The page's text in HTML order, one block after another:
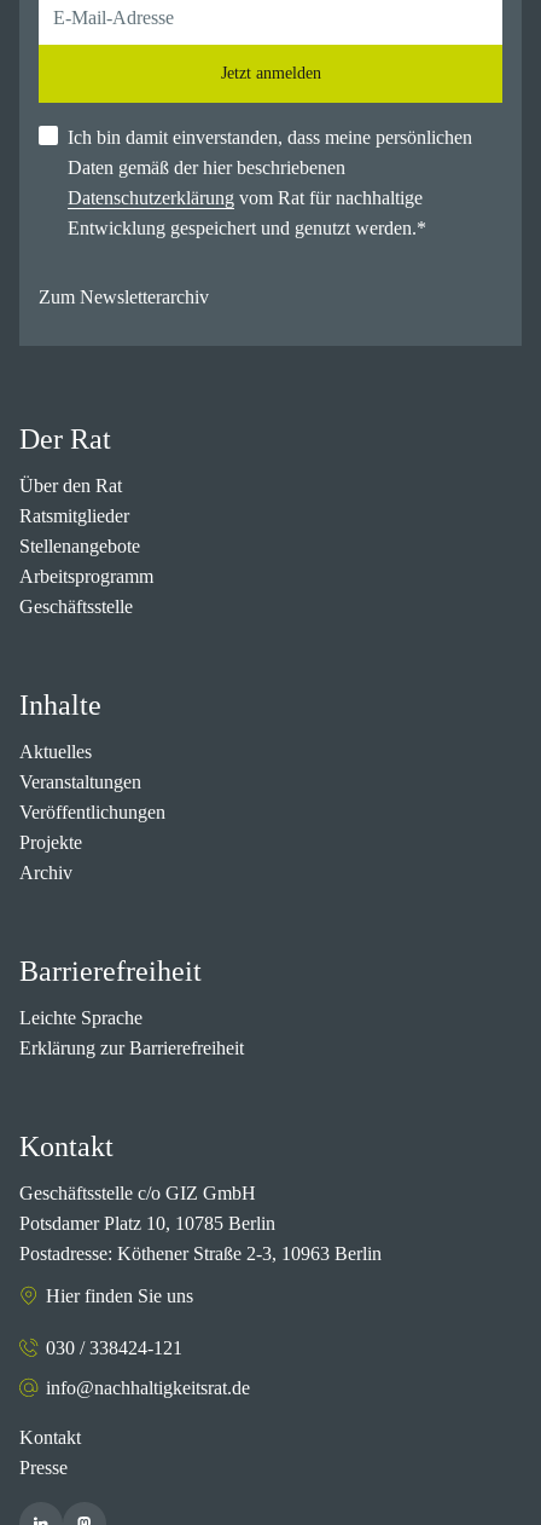
Jetzt anmelden
Ich bin damit einverstanden, dass meine persönlichen
Daten gemäß der hier beschriebenen
Datenschutzerklärung vom Rat für nachhaltige
Entwicklung gespeichert und genutzt werden.*
Zum Newsletterarchiv
Der Rat
Über den Rat
Ratsmitglieder
Stellenangebote
Arbeitsprogramm
Geschäftsstelle
Inhalte
Aktuelles
Veranstaltungen
Veröffentlichungen
Projekte
Archiv
Barrierefreiheit
Leichte Sprache
Erklärung zur Barrierefreiheit
Kontakt
Geschäftsstelle c/o GIZ GmbH
Potsdamer Platz 10, 10785 Berlin
Postadresse: Köthener Straße 2-3, 10963 Berlin
Hier finden Sie uns
030 / 338424-121
info@nachhaltigkeitsrat.de
Kontakt
Presse